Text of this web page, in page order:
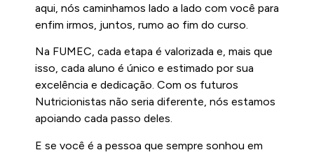
aqui, nós caminhamos lado a lado com você para
enfim irmos, juntos, rumo ao fim do curso.
Na FUMEC, cada etapa é valorizada e, mais que
isso, cada aluno é único e estimado por sua
excelência e dedicação. Com os futuros
Nutricionistas não seria diferente, nós estamos
apoiando cada passo deles.
E se você é a pessoa que sempre sonhou em